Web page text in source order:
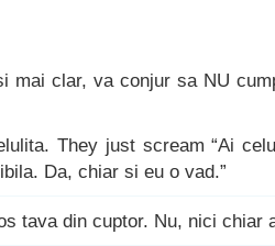
mai clar, va conjur sa NU
They just scream “Ai
Da, chiar si eu o vad.”
tava din cuptor. Nu, nici chiar